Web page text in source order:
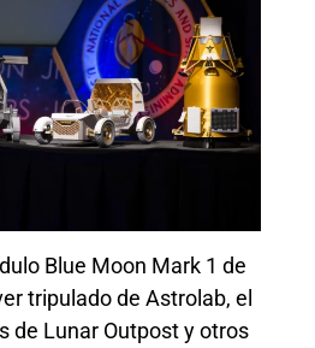
Blue Moon Mark 1 de
tripulado de Astrolab, el
de Lunar Outpost y otros